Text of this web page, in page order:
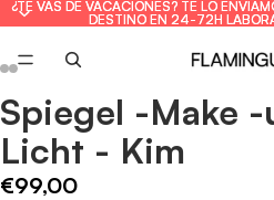
¿TE VAS DE VACACIONES? TE LO
DESTINO EN 24-72H
¿TE VAS DE VACACIONES? TE LO
DESTINO EN 24-72H
Bild
im
Vollbildmodus
öffnen
Bild
im
Vollbildmodus
öffnen
Bild
im
Vollbildmodus
öffnen
Bild
im
Vollbildmodus
öffnen
Bild
im
Vollbildmodus
öffnen
Bild
im
Vollbildmodus
öffnen
Spiegel -Make
Licht - Kim
€99,00